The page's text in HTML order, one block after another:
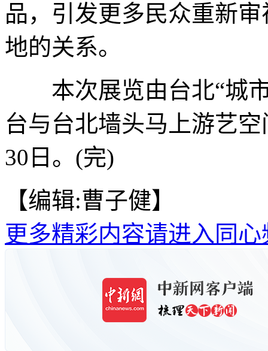
品，引发更多民众重新
地的关系。
本次展览由台北“城市
台与台北墙头马上游艺
30日。(完)
【编辑:曹子健】
更多精彩内容请进入同心